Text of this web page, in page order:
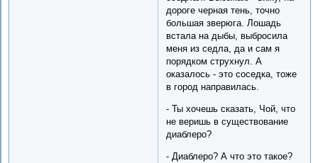
дороге черная тень, точно
большая зверюга. Лошадь
встала на дыбы, выбросила
меня из седла, да и сам я
порядком струхнул. А
оказалось - это соседка, тоже
в город направилась.
- Ты хочешь сказать, Чой, что
не веришь в существование
диаблеро?
- Диаблеро? А что это такое?